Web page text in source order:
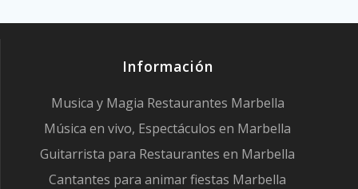
Información
Musica y Magia Restaurantes Marbella
Música en vivo, Espectáculos en Marbella
Guitarrista para Restaurantes en Marbella
Cantantes para animar fiestas Marbella